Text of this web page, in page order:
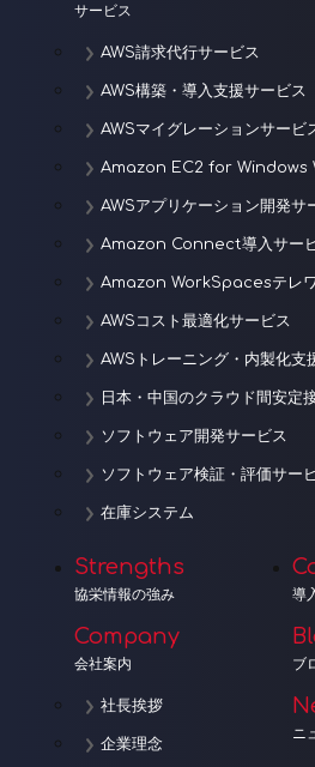
サービス
AWS請求代行サービス
AWS構築・導入支援サービス
AWSマイグレーションサービ
Amazon EC2 for Windows
AWSアプリケーション開発サ
Amazon Connect導入サー
Amazon WorkSpacesテレワ
AWSコスト最適化サービス
AWSトレーニング・内製化支
日本・中国のクラウド間安定
ソフトウェア開発サービス
ソフトウェア検証・評価サー
在庫システム
Strengths
協栄情報の強み
Company
会社案内
社長挨拶
企業理念
導
ブ
ニ